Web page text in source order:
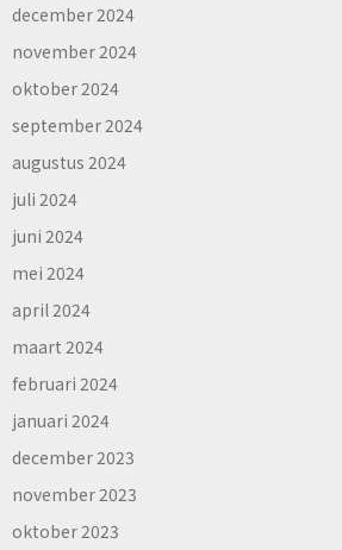
december 2024
november 2024
oktober 2024
september 2024
augustus 2024
juli 2024
juni 2024
mei 2024
april 2024
maart 2024
februari 2024
januari 2024
december 2023
november 2023
oktober 2023